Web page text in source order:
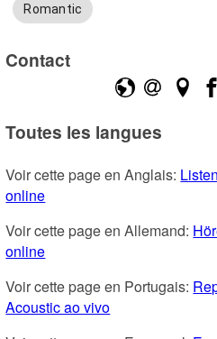
Romantic
Contact
Toutes les langues
Voir cette page en Anglais:
online
Voir cette page en Allemand:
online
Voir cette page en Portugais:
Acoustic ao vivo